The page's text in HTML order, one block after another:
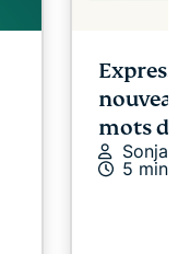
mots de
Sonja
5 min